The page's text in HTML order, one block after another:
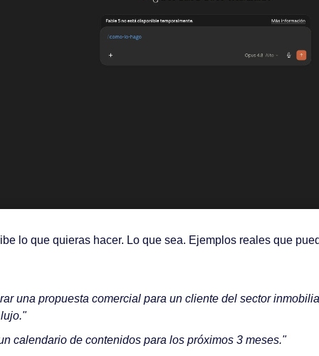
lo que quieras hacer. Lo que sea. Ejemplos reales que
una propuesta comercial para un cliente del sector
calendario de contenidos para los próximos 3 meses."